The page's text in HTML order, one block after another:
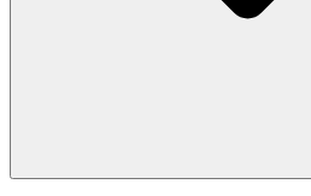
onopvallende interface die de game,
uitzonderlijke game is die je tijd